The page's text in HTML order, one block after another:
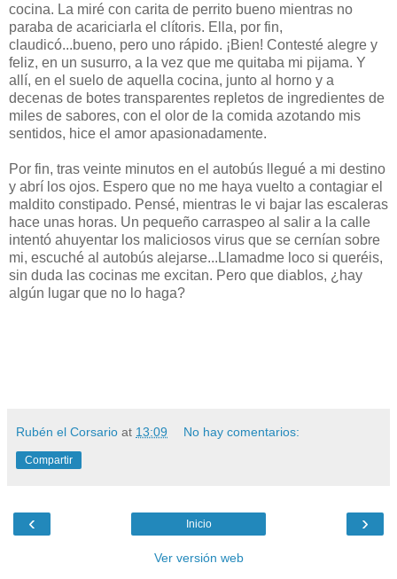
cocina. La miré con carita de perrito bueno mientras no
paraba de acariciarla el clítoris. Ella, por fin,
claudicó...bueno, pero uno rápido. ¡Bien! Contesté alegre y
feliz, en un susurro, a la vez que me quitaba mi pijama. Y
allí, en el suelo de aquella cocina, junto al horno y a
decenas de botes transparentes repletos de ingredientes de
miles de sabores, con el olor de la comida azotando mis
sentidos, hice el amor apasionadamente.
Por fin, tras veinte minutos en el autobús llegué a mi destino
y abrí los ojos. Espero que no me haya vuelto a contagiar el
maldito constipado. Pensé, mientras le vi bajar las escaleras
hace unas horas. Un pequeño carraspeo al salir a la calle
intentó ahuyentar los maliciosos virus que se cernían sobre
mi, escuché al autobús alejarse...Llamadme loco si queréis,
sin duda las cocinas me excitan. Pero que diablos, ¿hay
algún lugar que no lo haga?
Rubén el Corsario at 13:09 No hay comentarios:
Compartir
‹ ›
Inicio
Ver versión web